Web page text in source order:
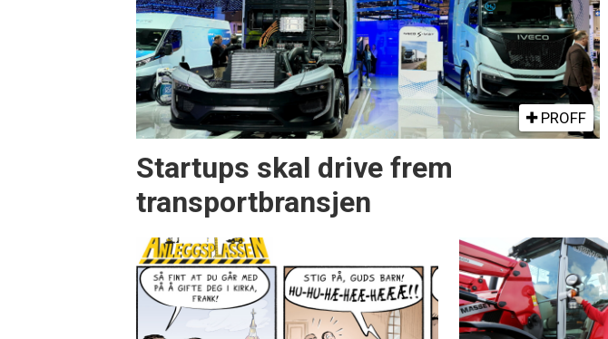
PROFF
Startups skal drive frem
transportbransjen